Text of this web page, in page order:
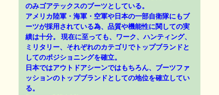
のみゴアテックスのブーツとしている。
アメリカ陸軍・海軍・空軍や日本の一部自衛隊にもブ
ーツが採用されている為、品質や機能性に関しての実
績は十分。 現在に至っても、ワーク、ハンティング、
ミリタリー、それぞれのカテゴリでトップブランドと
してのポジショニングを確立。
日本ではアウトドアシーンではもちろん、ブーツファ
ッションのトップブランドとしての地位を確立してい
る。